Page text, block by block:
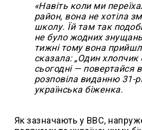
«Навіть коли ми
район, вона не хотіла
школу. Їй там так
не було жодних
тижні тому вона
сказала: „Один хлопчик
сьогодні — повертайся
розповіла виданню 31-
українська біженка.
Як зазначають у ВВС,